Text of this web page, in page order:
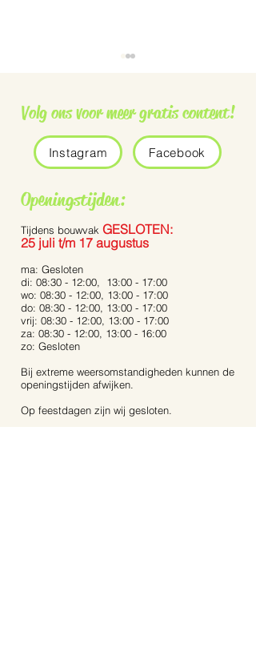
Grauwe vliegenvanger
Volg ons voor meer gratis content!
Instagram Facebook
Openingstijden:
Tijdens bouwvak GESLOTEN:
25 juli t/m 17 augustus
ma: Gesloten
di: 08:30 - 12:00, 13:00 - 17:00
wo: 08:30 - 12:00, 13:00 - 17:00
do: 08:30 - 12:00, 13:00 - 17:00
vrij: 08:30 - 12:00, 13:00 - 17:00
za: 08:30 - 12:00, 13:00 - 16:00
zo: Gesloten
Bij extreme weersomstandigheden kunnen de
openingstijden afwijken.
Op feestdagen zijn wij gesloten.